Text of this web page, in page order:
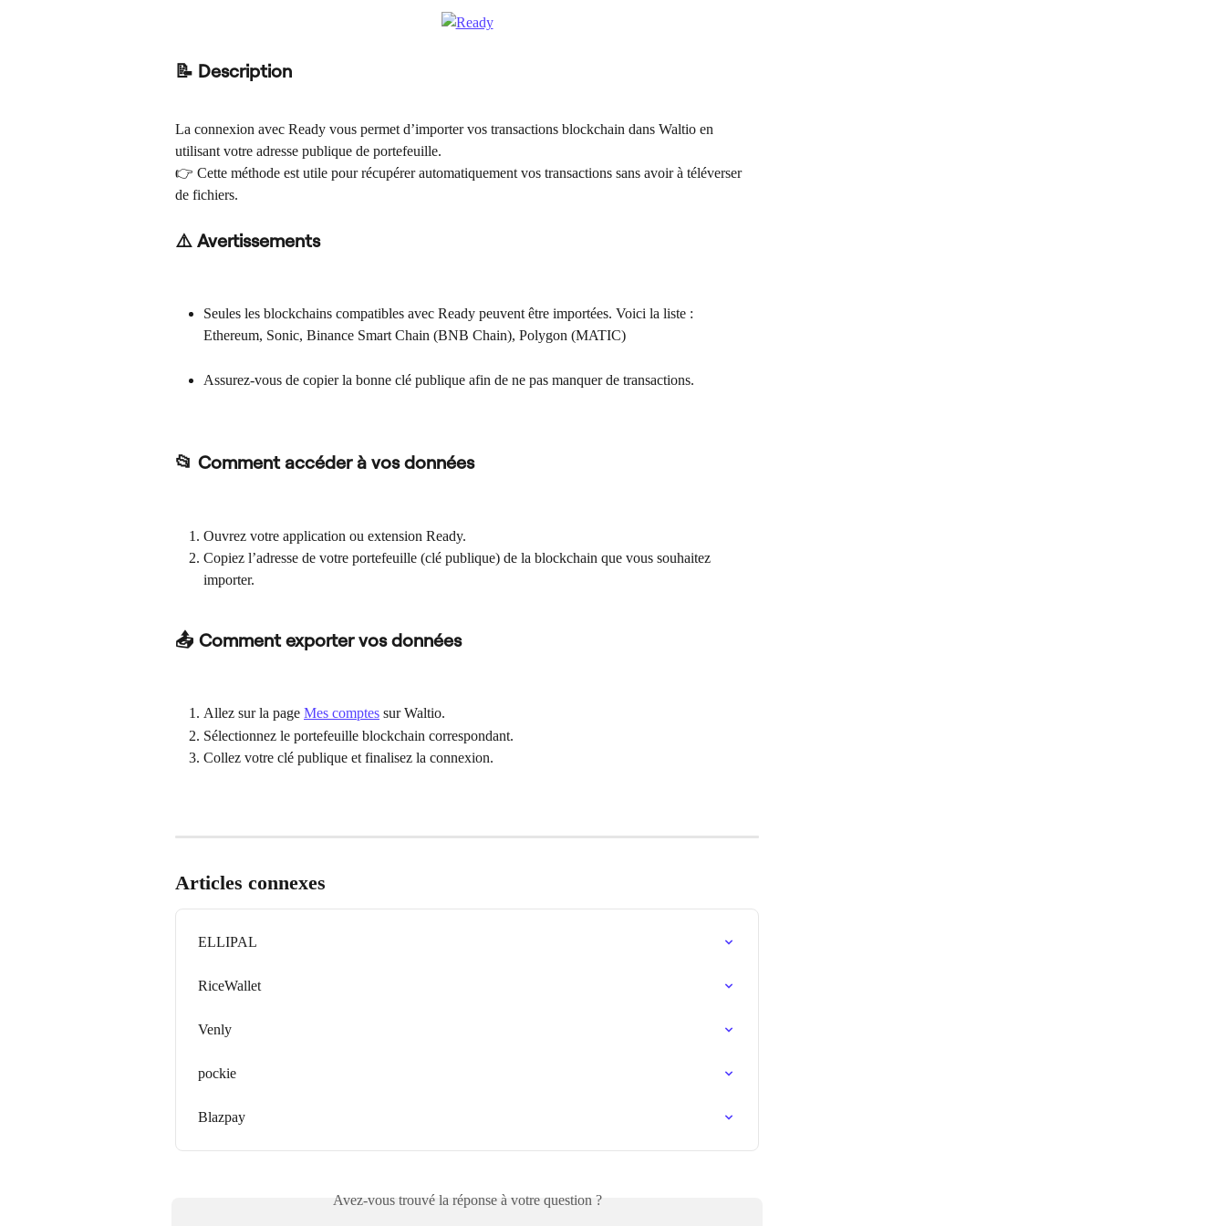
📝 Description
La connexion avec Ready vous permet d’importer vos transactions blockchain dans Waltio en
utilisant votre adresse publique de portefeuille.
👉 Cette méthode est utile pour récupérer automatiquement vos transactions sans avoir à téléverser
de fichiers.
⚠️ Avertissements
Seules les blockchains compatibles avec Ready peuvent être importées. Voici la liste :
Ethereum, Sonic, Binance Smart Chain (BNB Chain), Polygon (MATIC)
Assurez-vous de copier la bonne clé publique afin de ne pas manquer de transactions.
📂 Comment accéder à vos données
Ouvrez votre application ou extension Ready.
Copiez l’adresse de votre portefeuille (clé publique) de la blockchain que vous souhaitez
importer.
📤 Comment exporter vos données
Allez sur la page Mes comptes sur Waltio.
Sélectionnez le portefeuille blockchain correspondant.
Collez votre clé publique et finalisez la connexion.
Articles connexes
ELLIPAL
RiceWallet
Venly
pockie
Blazpay
Avez-vous trouvé la réponse à votre question ?